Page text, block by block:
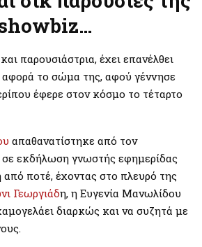
παρουσιάστρια, έχει επανέλθει
το σώμα της, αφού γέννησε
έφερε στον κόσμο το τέταρτο
απαθανατίστηκε από τον
εκδήλωση γνωστής εφημερίδας
ποτέ, έχοντας στο πλευρό της
Γεωργιάδη, η Ευγενία Μανωλίδου
διαρκώς και να συζητά με